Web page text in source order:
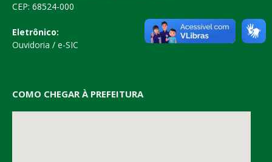
CEP: 68524-000
Eletrônico:
Ouvidoria / e-SIC
COMO CHEGAR À PREFEITURA